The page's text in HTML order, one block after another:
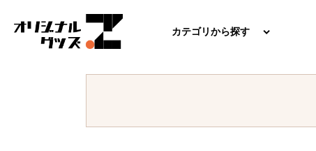
カテゴリから探す